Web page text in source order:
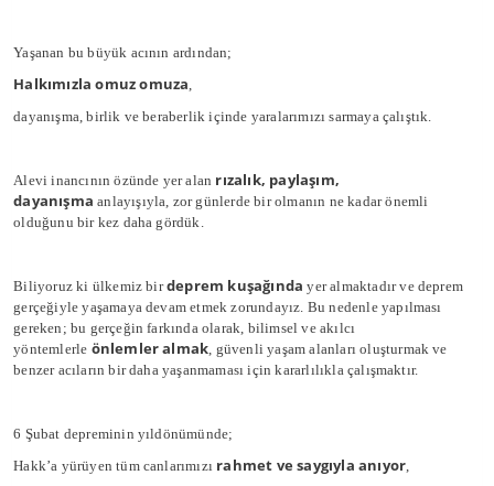
Yaşanan bu büyük acının ardından;
Halkımızla omuz omuza,
dayanışma, birlik ve beraberlik içinde yaralarımızı sarmaya çalıştık.
Alevi inancının özünde yer alan rızalık, paylaşım,
dayanışma anlayışıyla, zor günlerde bir olmanın ne kadar önemli
olduğunu bir kez daha gördük.
Biliyoruz ki ülkemiz birdeprem kuşağında yer almaktadır ve deprem
gerçeğiyle yaşamaya devam etmek zorundayız. Bu nedenle yapılması
gereken; bu gerçeğin farkında olarak, bilimsel ve akılcı
yöntemlerle önlemler almak, güvenli yaşam alanları oluşturmak ve
benzer acıların bir daha yaşanmaması için kararlılıkla çalışmaktır.
6 Şubat depreminin yıldönümünde;
Hakk’a yürüyen tüm canlarımızı rahmet ve saygıyla anıyor,